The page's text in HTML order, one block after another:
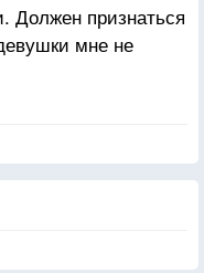
признаться
мне не